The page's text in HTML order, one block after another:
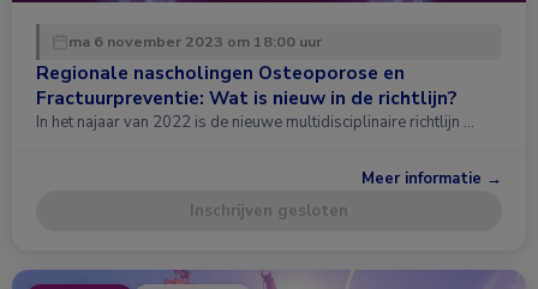
ma 6 november 2023 om 18:00 uur
Regionale nascholingen Osteoporose en
Fractuurpreventie: Wat is nieuw in de richtlijn?
In het najaar van 2022 is de nieuwe multidisciplinaire richtlijn …
Meer informatie →
Inschrijven gesloten